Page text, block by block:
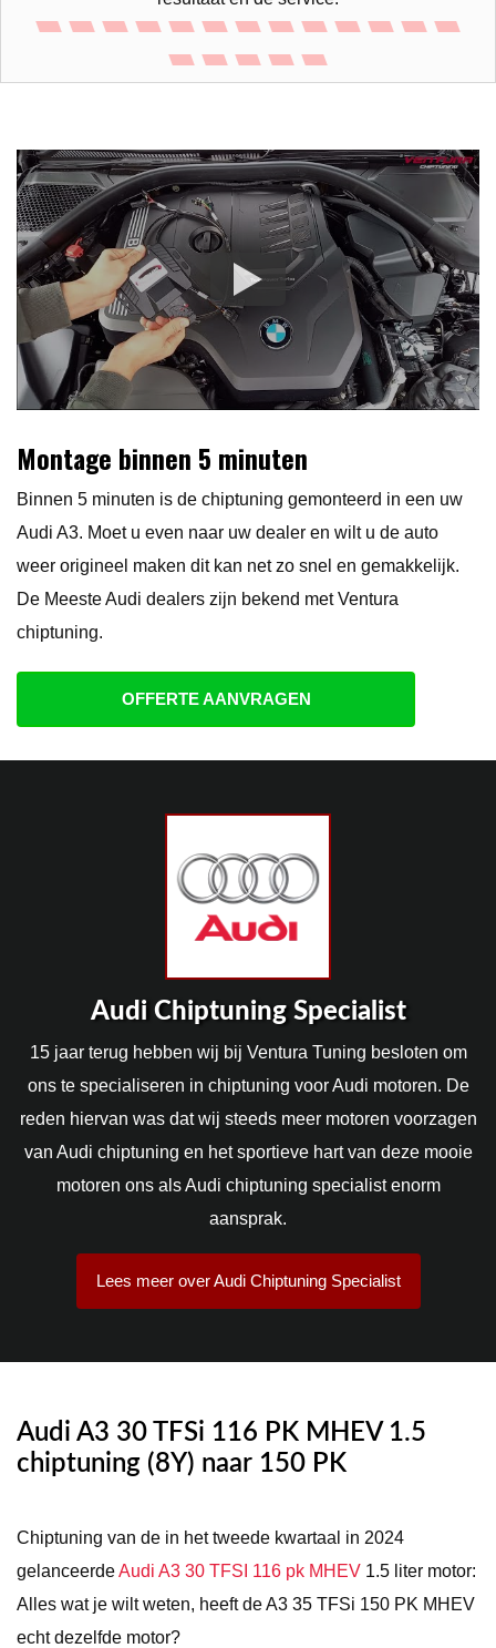
Montage binnen 5 minuten
Binnen 5 minuten is de chiptuning gemonteerd in een uw
Audi A3. Moet u even naar uw dealer en wilt u de auto
weer origineel maken dit kan net zo snel en gemakkelijk.
De Meeste Audi dealers zijn bekend met Ventura
chiptuning.
OFFERTE AANVRAGEN
Audi Chiptuning Specialist
15 jaar terug hebben wij bij Ventura Tuning besloten om
ons te specialiseren in chiptuning voor Audi motoren. De
reden hiervan was dat wij steeds meer motoren voorzagen
van Audi chiptuning en het sportieve hart van deze mooie
motoren ons als Audi chiptuning specialist enorm
aansprak.
Lees meer over Audi Chiptuning Specialist
Audi A3 30 TFSi 116 PK MHEV 1.5
chiptuning (8Y) naar 150 PK
Chiptuning van de in het tweede kwartaal in 2024
gelanceerdeAudi A3 30 TFSI 116 pk MHEV 1.5 liter motor:
Alles wat je wilt weten, heeft de A3 35 TFSi 150 PK MHEV
echt dezelfde motor?